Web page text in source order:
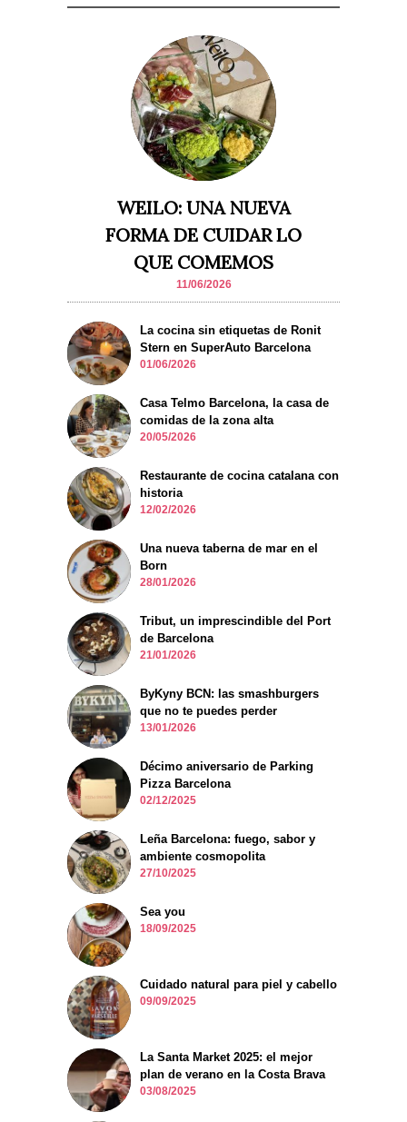
WEILO: UNA NUEVA
FORMA DE CUIDAR LO
QUE COMEMOS
11/06/2026
La cocina sin etiquetas de Ronit
Stern en SuperAuto Barcelona
01/06/2026
Casa Telmo Barcelona, la casa de
comidas de la zona alta
20/05/2026
Restaurante de cocina catalana con
historia
12/02/2026
Una nueva taberna de mar en el
Born
28/01/2026
Tribut, un imprescindible del Port
de Barcelona
21/01/2026
ByKyny BCN: las smashburgers
que no te puedes perder
13/01/2026
Décimo aniversario de Parking
Pizza Barcelona
02/12/2025
Leña Barcelona: fuego, sabor y
ambiente cosmopolita
27/10/2025
Sea you
18/09/2025
Cuidado natural para piel y cabello
09/09/2025
La Santa Market 2025: el mejor
plan de verano en la Costa Brava
03/08/2025
rechaza estas